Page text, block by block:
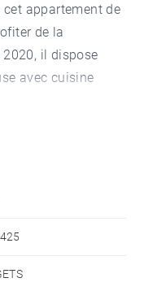
appartement de
de la
il dispose
avec cuisine
avec une vue
deux caves, un